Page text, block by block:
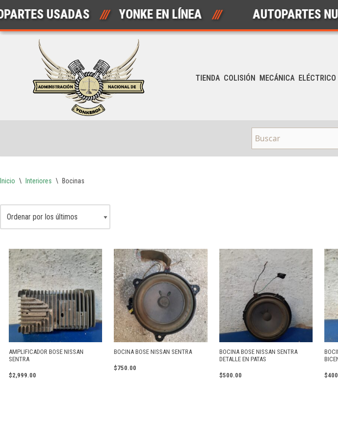
Saltar
USADAS /// YONKE EN LÍNEA /// AUTOPARTES
TIENDA COLISIÓN MECÁNICA ELÉCTRICO
Inicio \ Interiores \ Bocinas
AMPLIFICADOR BOSE NISSAN
SENTRA
$2,999.00
BOCINA BOSE NISSAN SENTRA
$750.00
BOCINA BOSE NISSAN SENTRA
DETALLE EN PATAS
$500.00 $